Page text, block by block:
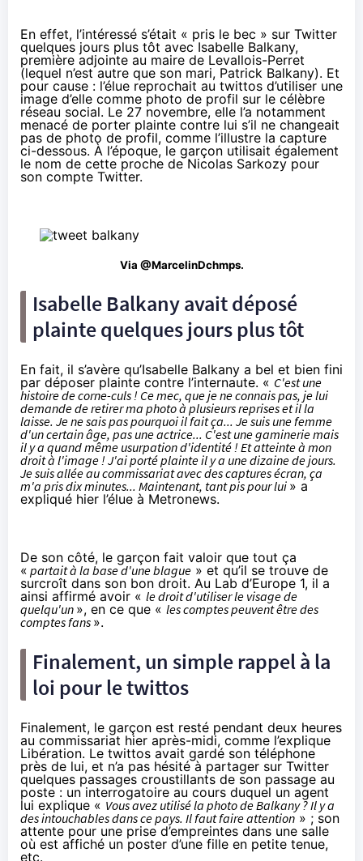
En effet, l’intéressé s’était « pris le bec » sur Twitter
quelques jours plus tôt avec Isabelle Balkany,
première adjointe au maire de Levallois-Perret
(lequel n’est autre que son mari, Patrick Balkany). Et
pour cause : l’élue reprochait au twittos d’utiliser une
image d’elle comme photo de profil sur le célèbre
réseau social. Le 27 novembre, elle l’a notamment
menacé de porter plainte contre lui s’il ne changeait
pas de photo de profil, comme l’illustre la capture
ci-dessous. À l’époque, le garçon utilisait également
le nom de cette proche de Nicolas Sarkozy pour
son compte Twitter.
Via @MarcelinDchmps.
Isabelle Balkany avait déposé
plainte quelques jours plus tôt
En fait, il s’avère qu’Isabelle Balkany a bel et bien fini
par déposer plainte contre l’internaute. « C'est une
histoire de corne-culs ! Ce mec, que je ne connais pas, je lui
demande de retirer ma photo à plusieurs reprises et il la
laisse. Je ne sais pas pourquoi il fait ça... Je suis une femme
d'un certain âge, pas une actrice... C'est une gaminerie mais
il y a quand même usurpation d'identité ! Et atteinte à mon
droit à l'image ! J'ai porté plainte il y a une dizaine de jours.
Je suis allée au commissariat avec des captures écran, ça
m'a pris dix minutes... Maintenant, tant pis pour lui » a
expliqué hier l’élue à Metronews.
De son côté, le garçon fait valoir que tout ça
« partait à la base d'une blague » et qu’il se trouve de
surcroît dans son bon droit. Au Lab d’Europe 1, il a
ainsi affirmé avoir « le droit d'utiliser le visage de
quelqu'un », en ce que « les comptes peuvent être des
comptes fans ».
Finalement, un simple rappel à la
loi pour le twittos
Finalement, le garçon est resté pendant deux heures
au commissariat hier après-midi, comme l’explique
Libération. Le twittos avait gardé son téléphone
près de lui, et n’a pas hésité à partager sur Twitter
quelques passages croustillants de son passage au
poste : un interrogatoire au cours duquel un agent
lui explique « Vous avez utilisé la photo de Balkany ? Il y a
des intouchables dans ce pays. Il faut faire attention » ; son
attente pour une prise d’empreintes dans une salle
où est affiché un poster d’une fille en petite tenue,
etc.